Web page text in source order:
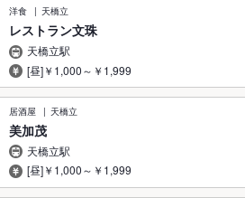
洋食 天橋立
レストラン文珠
天橋立駅
[昼]￥1,000～￥1,999
居酒屋 天橋立
美加茂
天橋立駅
[昼]￥1,000～￥1,999